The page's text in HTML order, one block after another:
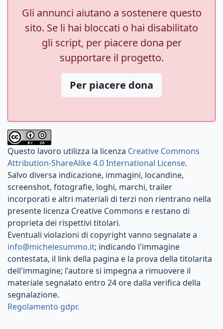
Gli annunci aiutano a sostenere questo
sito. Se li hai bloccati o hai disabilitato
gli script, per piacere dona per
supportare il progetto.
Per piacere dona
Questo lavoro utilizza la licenza Creative Commons
Attribution-ShareAlike 4.0 International License.
Salvo diversa indicazione, immagini, locandine,
screenshot, fotografie, loghi, marchi, trailer
incorporati e altri materiali di terzi non rientrano nella
presente licenza Creative Commons e restano di
proprieta dei rispettivi titolari.
Eventuali violazioni di copyright vanno segnalate a
info@michelesummo.it; indicando l'immagine
contestata, il link della pagina e la prova della titolarita
dell'immagine; l'autore si impegna a rimuovere il
materiale segnalato entro 24 ore dalla verifica della
segnalazione.
Regolamento gdpr.